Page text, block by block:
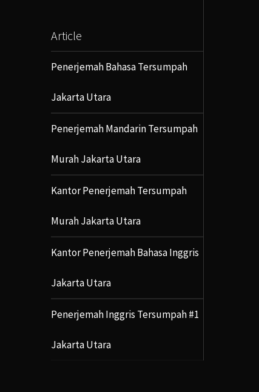
Article
Penerjemah Bahasa Tersumpah
Jakarta Utara
Penerjemah Mandarin Tersumpah
Murah Jakarta Utara
Kantor Penerjemah Tersumpah
Murah Jakarta Utara
Kantor Penerjemah Bahasa Inggris
Jakarta Utara
Penerjemah Inggris Tersumpah #1
Jakarta Utara